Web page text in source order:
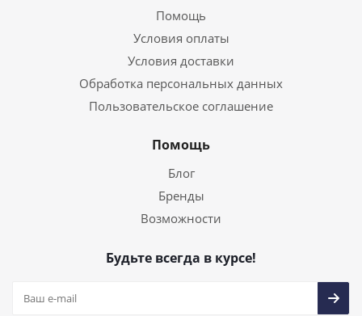
Помощь
Условия оплаты
Условия доставки
Обработка персональных данных
Пользовательское соглашение
Помощь
Блог
Бренды
Возможности
Будьте всегда в курсе!